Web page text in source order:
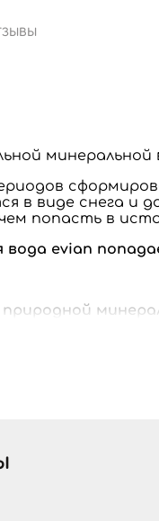
в виде снега и
попасть в
вода evian